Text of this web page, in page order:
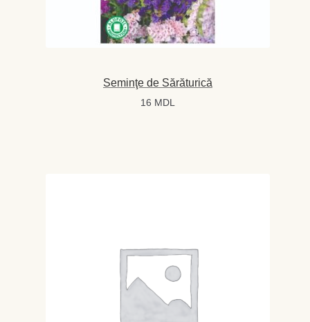
Seminţe de Sărăturică
16 MDL